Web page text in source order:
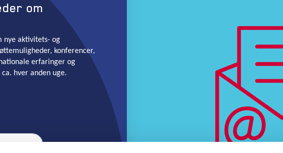
om
nye aktivitets- og
konferencer,
erfaringer og
hver anden uge.